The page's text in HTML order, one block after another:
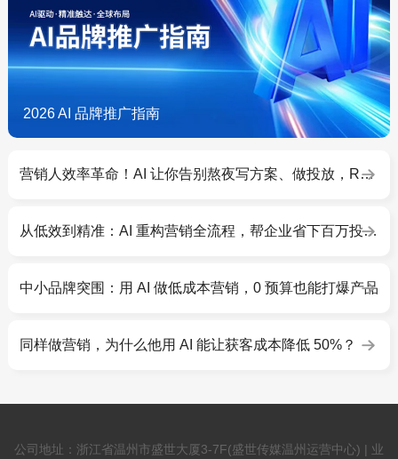
2026 AI 品牌推广指南
营销人效率革命！AI 让你告别熬夜写方案、做投放，ROI 翻倍
从低效到精准：AI 重构营销全流程，帮企业省下百万投放预算
中小品牌突围：用 AI 做低成本营销，0 预算也能打爆产品
同样做营销，为什么他用 AI 能让获客成本降低 50%？
公司地址：浙江省温州市盛世大厦3-7F(盛世传媒温州运营中心) | 业